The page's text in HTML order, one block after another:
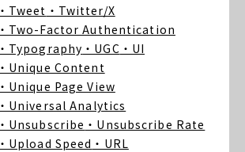
・Tweet ・Twitter/X
・Two-Factor Authentication
・Typography ・UGC ・UI
・Unique Content
・Unique Page View
・Universal Analytics
・Unsubscribe ・Unsubscribe Rate
・Upload Speed ・URL